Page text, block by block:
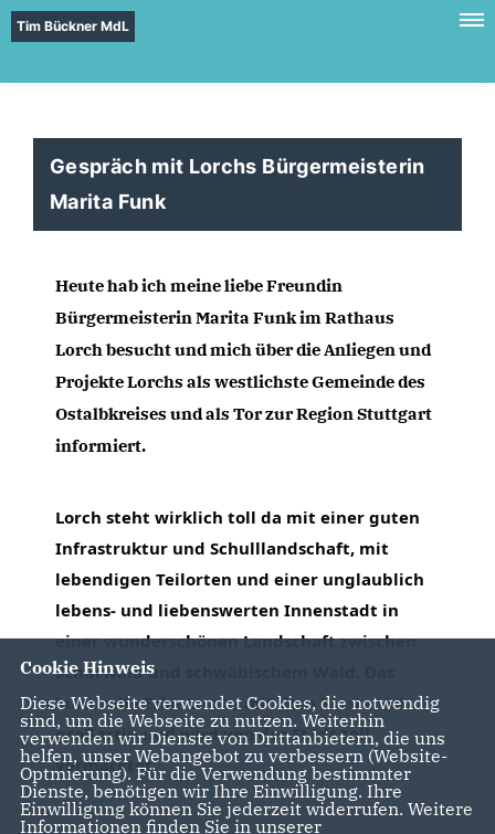
Tim Bückner MdL
Gespräch mit Lorchs Bürgermeisterin
Marita Funk
Heute hab ich meine liebe Freundin
Bürgermeisterin Marita Funk im Rathaus
Lorch besucht und mich über die Anliegen und
Projekte Lorchs als westlichste Gemeinde des
Ostalbkreises und als Tor zur Region Stuttgart
informiert.
Lorch steht wirklich toll da mit einer guten
Infrastruktur und Schulllandschaft, mit
lebendigen Teilorten und einer unglaublich
lebens- und liebenswerten Innenstadt in
einer wunderschönen Landschaft zwischen
Schurwald und schwäbischem Wald. Das
kulturelle Erbe Lorchs mit dem Kloster ist
großartig und wird von der Stadt toll
vermarktet.
Cookie Hinweis
Diese Webseite verwendet Cookies, die notwendig
sind, um die Webseite zu nutzen. Weiterhin
verwenden wir Dienste von Drittanbietern, die uns
helfen, unser Webangebot zu verbessern (Website-
Optmierung). Für die Verwendung bestimmter
Dienste, benötigen wir Ihre Einwilligung. Ihre
Einwilligung können Sie jederzeit widerrufen. Weitere
Informationen finden Sie in unserer